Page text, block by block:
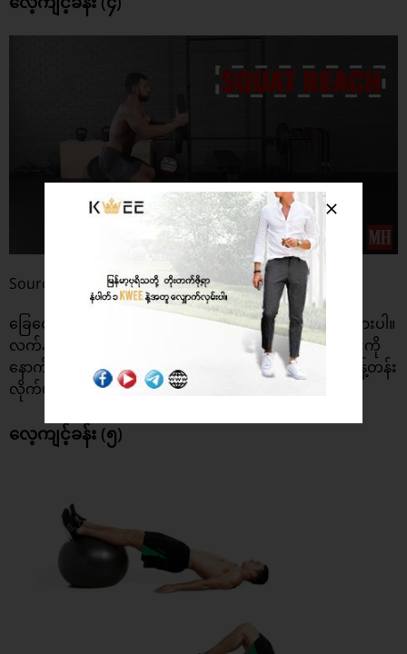
Source: Gfycat
ခြေထောက်နှစ်ဖက်ကို ပုခုံးအကျယ်ထက် အနည်းငယ် ချဲထားပါ။
လက်နှစ်ဖက်က အလေးပြား ကိုင်ထားပါ။ ထို့နောက် တင်ပါးကို
နောက်ပစ်ပြီး Squat ထိုင်ကာ လက်နှစ်ဖက်က အရှေ့သို့ ဆန့်တန်း
လိုက်ပါ။ ထို့နောက် မူလ အနေအထားအတိုင်း ပြန်နေပါ။
လေ့ကျင့်ခန်း (၅)